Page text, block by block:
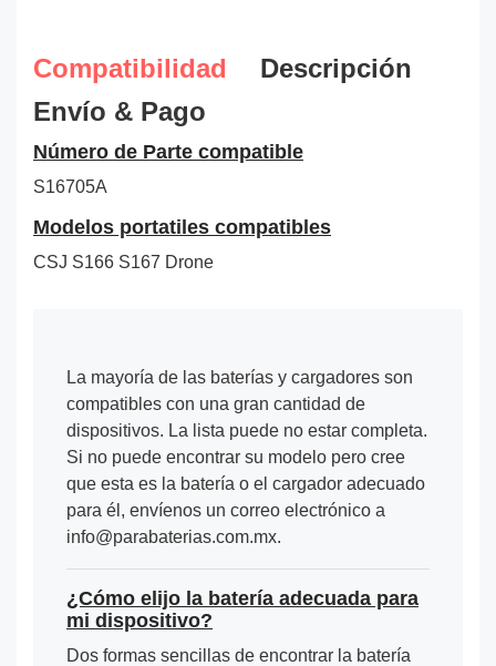
Compatibilidad
Descripción
Envío & Pago
Número de Parte compatible
S16705A
Modelos portatiles compatibles
CSJ S166 S167 Drone
La mayoría de las baterías y cargadores son
compatibles con una gran cantidad de
dispositivos. La lista puede no estar completa.
Si no puede encontrar su modelo pero cree
que esta es la batería o el cargador adecuado
para él, envíenos un correo electrónico a
info@parabaterias.com.mx.
¿Cómo elijo la batería adecuada para
mi dispositivo?
Dos formas sencillas de encontrar la batería